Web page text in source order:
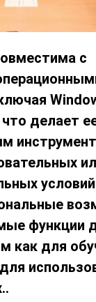
с
делает
функции
как для